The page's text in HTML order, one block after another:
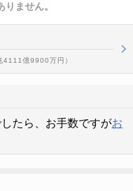
ません。
4111億9900万円）
たら、お手数ですがお